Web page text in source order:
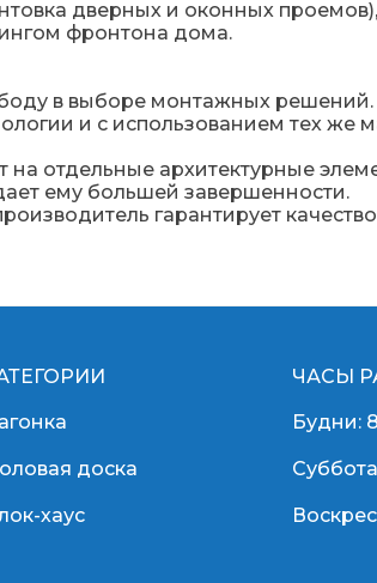
дверных и оконных
фронтона дома.
в выборе монтажных решений.
и с использованием тех же
отдельные архитектурные
ему большей завершенности.
гарантирует
доска
хаус
ЧАСЫ
Будни: